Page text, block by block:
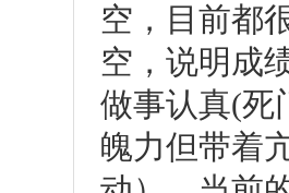
空，目前都
空，说明成
做事认真(死
魄力但带着